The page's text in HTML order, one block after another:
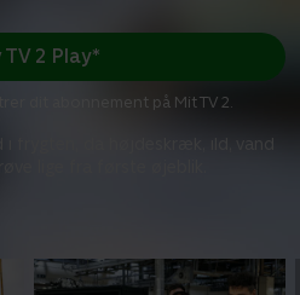
i frygten, da højdeskræk, ild, vand
lige fra første øjeblik.
TV 2 Play*
dit abonnement på Mit TV 2.